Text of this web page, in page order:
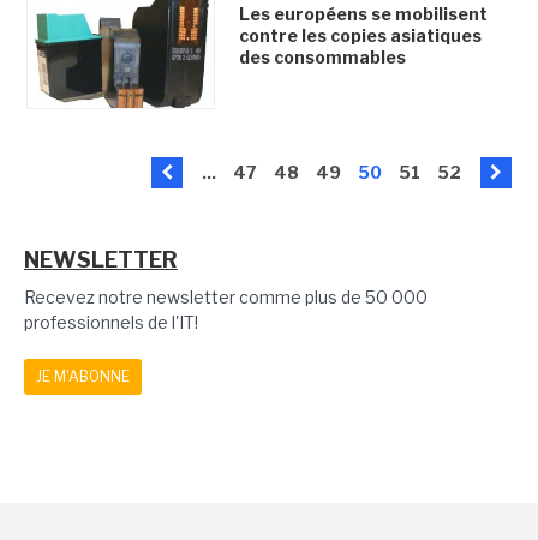
Les européens se mobilisent
contre les copies asiatiques
des consommables
... 47 48 49 50 51 52
NEWSLETTER
Recevez notre newsletter comme plus de 50 000
professionnels de l'IT!
JE M'ABONNE